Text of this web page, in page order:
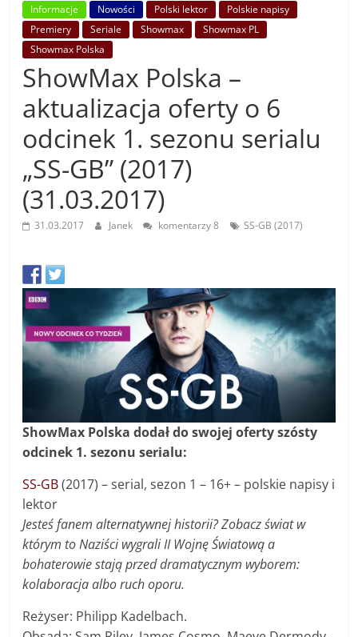
Informacje Nowości Polski lektor
Polskie napisy
Premiery
Seriale Showmax
Showmax PL
Showmax Polska
ShowMax Polska –
aktualizacja oferty o 6
odcinek 1. sezonu serialu
„SS-GB” (2017)
(31.03.2017)
31.03.2017 Janek komentarzy 8 SS-GB (2017)
ShowMax Polska dodał do swojej oferty szósty
odcinek 1. sezonu serialu:
SS-GB(2017) – serial, sezon 1 – 16+ – polskie napisy i
lektor
Jesteś fanem alternatywnej historii? Zobacz świat w
którym to Naziści wygrali II Wojnę Światową a
bohaterowie stają przed dramatycznym wyborem:
kolaboracja albo ruch oporu.
Reżyser: Philipp Kadelbach.